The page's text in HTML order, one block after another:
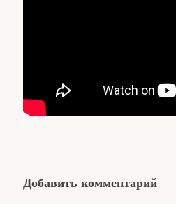
Добавить комментарий